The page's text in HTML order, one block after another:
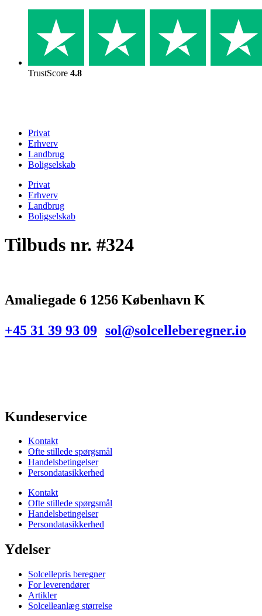
TrustScore 4.8
Privat
Erhverv
Landbrug
Boligselskab
Privat
Erhverv
Landbrug
Boligselskab
Tilbuds nr. #324
Amaliegade 6 1256 København K
+45 31 39 93 09 sol@solcelleberegner.io
Kundeservice
Kontakt
Ofte stillede spørgsmål
Handelsbetingelser
Persondatasikkerhed
Kontakt
Ofte stillede spørgsmål
Handelsbetingelser
Persondatasikkerhed
Ydelser
Solcellepris beregner
For leverendører
Artikler
Solcelleanlæg størrelse